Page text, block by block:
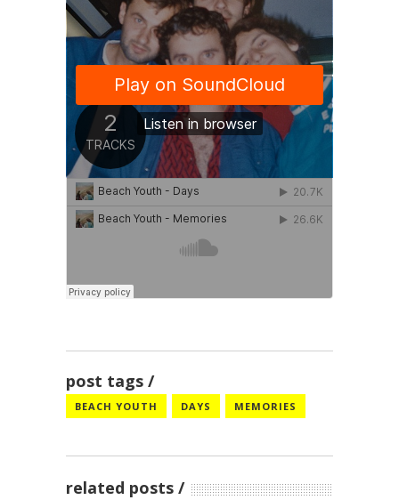
post tags
BEACH YOUTH DAYS MEMORIES
related posts